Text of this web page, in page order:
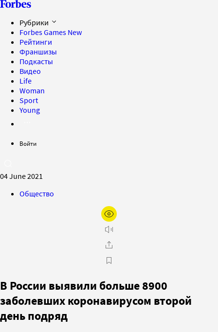
Рубрики
Forbes Games New
Рейтинги
Франшизы
Подкасты
Видео
Life
Woman
Sport
Young
Войти
04 June 2021
Общество
В России выявили больше 8900
заболевших коронавирусом второй
день подряд